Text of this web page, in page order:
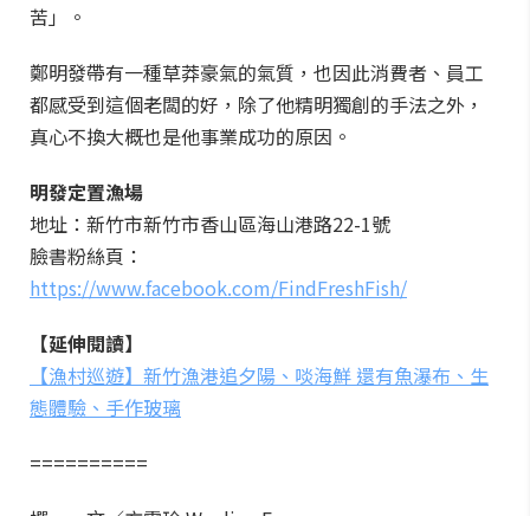
苦」。
鄭明發帶有一種草莽豪氣的氣質，也因此消費者、員工
都感受到這個老闆的好，除了他精明獨創的手法之外，
真心不換大概也是他事業成功的原因。
明發定置漁場
地址：新竹市新竹市香山區海山港路22-1號
臉書粉絲頁：
https://www.facebook.com/FindFreshFish/
【延伸閱讀】
【漁村巡遊】新竹漁港追夕陽、啖海鮮 還有魚瀑布、生
態體驗、手作玻璃
==========